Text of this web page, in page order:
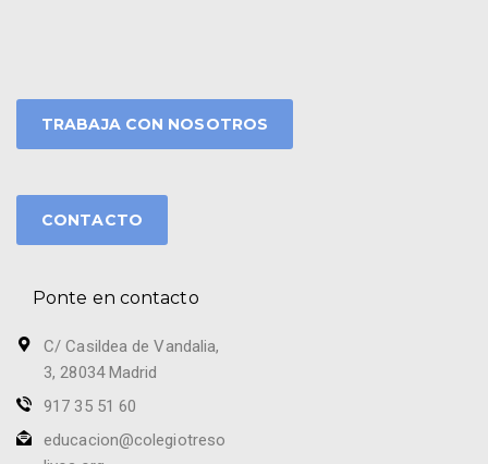
TRABAJA CON NOSOTROS
CONTACTO
Ponte en contacto
C/ Casildea de Vandalia,
3, 28034 Madrid
917 35 51 60
educacion@colegiotreso